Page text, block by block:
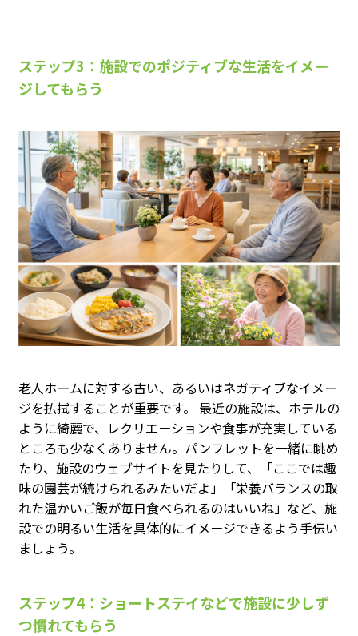
ステップ3：施設でのポジティブな生活をイメー
ジしてもらう
老人ホームに対する古い、あるいはネガティブなイメー
ジを払拭することが重要です。 最近の施設は、ホテルの
ように綺麗で、レクリエーションや食事が充実している
ところも少なくありません。パンフレットを一緒に眺め
たり、施設のウェブサイトを見たりして、「ここでは趣
味の園芸が続けられるみたいだよ」「栄養バランスの取
れた温かいご飯が毎日食べられるのはいいね」など、施
設での明るい生活を具体的にイメージできるよう手伝い
ましょう。
ステップ4：ショートステイなどで施設に少しず
つ慣れてもらう